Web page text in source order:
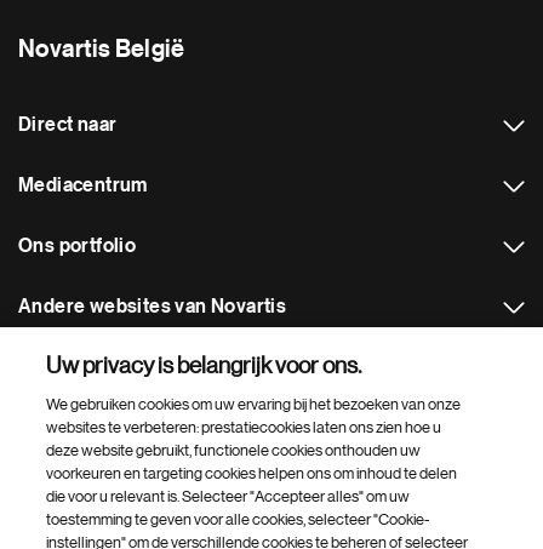
Novartis België
Direct naar
Mediacentrum
Ons portfolio
Andere websites van Novartis
Footer Site Search
Uw privacy is belangrijk voor ons.
We gebruiken cookies om uw ervaring bij het bezoeken van onze
websites te verbeteren: prestatiecookies laten ons zien hoe u
deze website gebruikt, functionele cookies onthouden uw
voorkeuren en targeting cookies helpen ons om inhoud te delen
die voor u relevant is. Selecteer "Accepteer alles" om uw
toestemming te geven voor alle cookies, selecteer "Cookie-
instellingen" om de verschillende cookies te beheren of selecteer